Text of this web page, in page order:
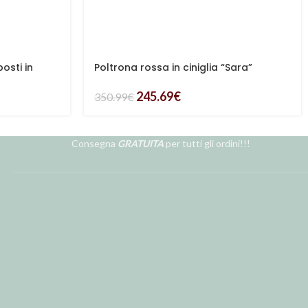
in Poltrona rossa in ciniglia “Sara”
350.99€ 245.69€
Consegna GRATUITA per tutti gli ordini!!!